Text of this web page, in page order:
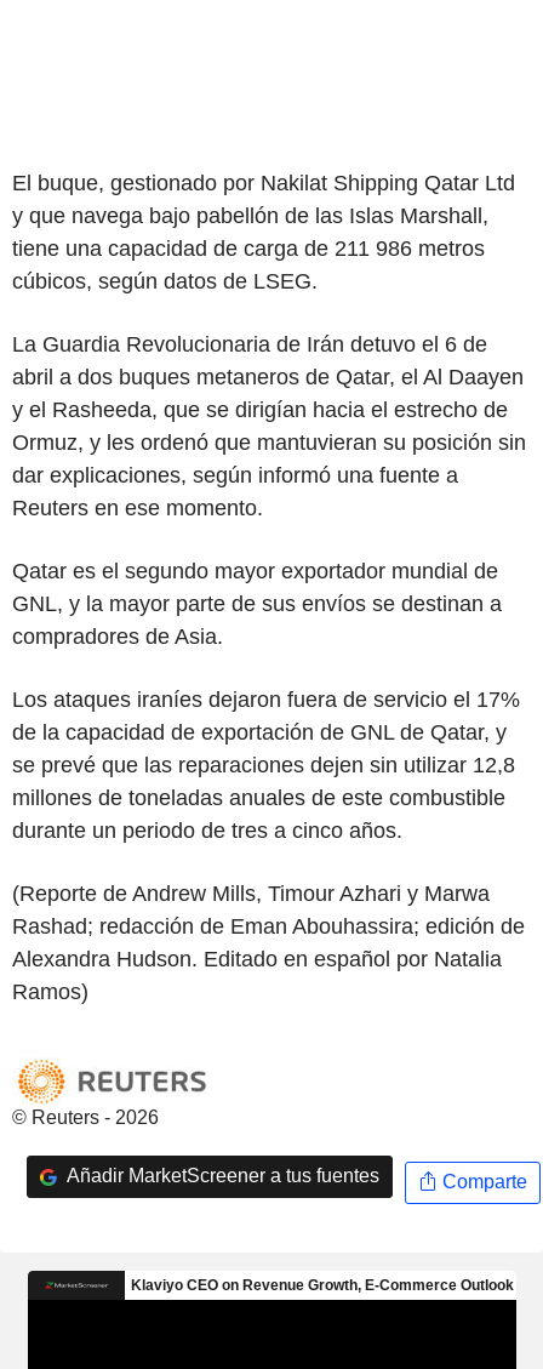
El buque, gestionado por Nakilat Shipping Qatar Ltd
y que navega bajo pabellón de las Islas Marshall,
tiene una capacidad de carga de 211 986 metros
cúbicos, según datos de LSEG.
La Guardia Revolucionaria de Irán detuvo el 6 de
abril a dos buques metaneros de Qatar, el Al Daayen
y el Rasheeda, que se dirigían hacia el estrecho de
Ormuz, y les ordenó que mantuvieran su posición sin
dar explicaciones, según informó una fuente a
Reuters en ese momento.
Qatar es el segundo mayor exportador mundial de
GNL, y la mayor parte de sus envíos se destinan a
compradores de Asia.
Los ataques iraníes dejaron fuera de servicio el 17%
de la capacidad de exportación de GNL de Qatar, y
se prevé que las reparaciones dejen sin utilizar 12,8
millones de toneladas anuales de este combustible
durante un periodo de tres a cinco años.
(Reporte de Andrew Mills, Timour Azhari y Marwa
Rashad; redacción de Eman Abouhassira; edición de
Alexandra Hudson. Editado en español por Natalia
Ramos)
© Reuters - 2026
Añadir MarketScreener a tus fuentes Comparte